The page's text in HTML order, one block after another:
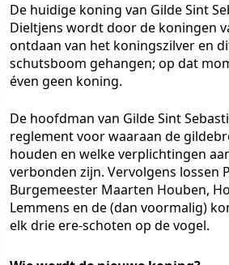
De huidige koning van Gilde Sint
Dieltjens wordt door de koningen
ontdaan van het koningszilver en
schutsboom gehangen; op dat
éven geen koning.
De hoofdman van Gilde Sint
reglement voor waaraan de
houden en welke verplichtingen
verbonden zijn. Vervolgens lossen
Burgemeester Maarten Houben,
Lemmens en de (dan voormalig)
elk drie ere-schoten op de vogel.